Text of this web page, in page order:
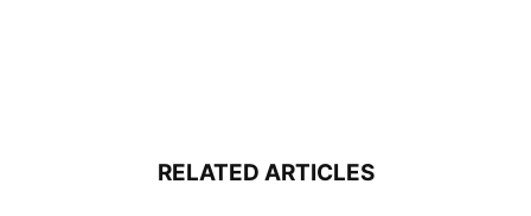
RELATED ARTICLES